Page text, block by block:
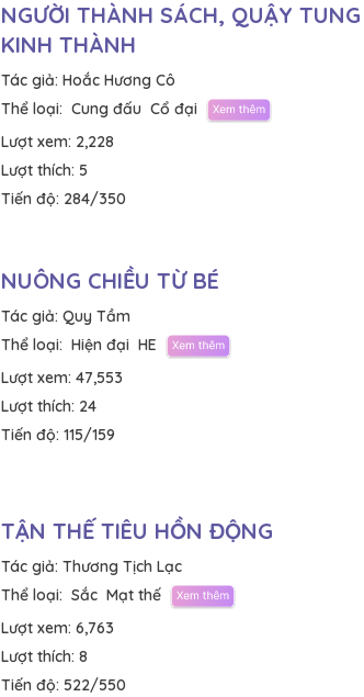
NGƯỜI THÀNH SÁCH, QUẬY TUNG
KINH THÀNH
Tác giả: Hoắc Hương Cô
Thể loại: Cung đấu Cổ đại
Lượt xem: 2,228
Lượt thích: 5
Tiến độ: 284/350
NUÔNG CHIỀU TỪ BÉ
Tác giả: Quy Tầm
Thể loại: Hiện đại HE
Lượt xem: 47,553
Lượt thích: 24
Tiến độ: 115/159
TẬN THẾ TIÊU HỒN ĐỘNG
Tác giả: Thương Tịch Lạc
Thể loại: Sắc Mạt thế
Lượt xem: 6,763
Lượt thích: 8
Tiến độ: 522/550